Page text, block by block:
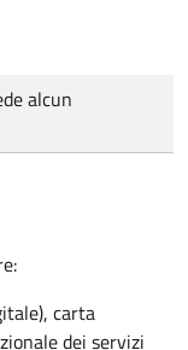
alcun
carta
dei servizi